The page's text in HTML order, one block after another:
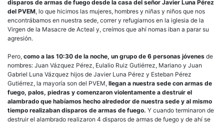
disparos de armas de fuego desde la casa del señor Javier Luna Pérez
del PVEM, lo que hicimos las mujeres, hombres y niñas y niños que nos
encontrábamos en nuestra sede, correr y refugiarnos en la iglesia de la
Virgen de la Masacre de Acteal y, creímos que ahí nomas iban a parar su
agresión.
Pero, como a las 10:30 de la noche, un grupo de 6 personas jóvenes de
nombres: Juan Vázquez Pérez, Eulalio Ruiz Gutiérrez, Mariano y Juan
Gabriel Luna Vázquez hijos de Javier Luna Pérez y Esteban Pérez
Gutiérrez, la mayoría son del PVEM, llegan a nuestra sede con armas de
fuego, palos, piedras y comenzaron violentamente a destruir el
alambrado que habíamos hecho alrededor de nuestra sede y al mismo
tiempo realizaban disparos de armas de fuego. Y cuando terminaron de
destruir el alambrado realizaron 4 disparos de armas de fuego y de ahí se